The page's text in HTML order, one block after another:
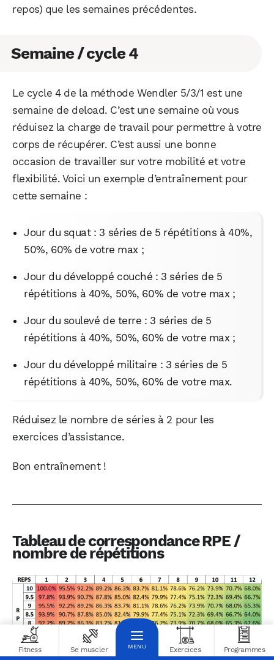
repos) que les semaines précédentes.
Semaine / cycle 4
Le cycle 4 de la méthode Wendler 5/3/1 est une
semaine de deload. C’est une semaine où vous
réduisez la charge de travail pour permettre à votre
corps de récupérer. C’est aussi une bonne
occasion de travailler sur votre mobilité et votre
flexibilité. Voici un exemple d’entraînement pour
cette semaine :
Jour du squat : 3 séries de 5 répétitions à 40%,
50%, 60% de votre max ;
Jour du développé couché : 3 séries de 5
répétitions à 40%, 50%, 60% de votre max ;
Jour du soulevé de terre : 3 séries de 5
répétitions à 40%, 50%, 60% de votre max ;
Jour du développé militaire : 3 séries de 5
répétitions à 40%, 50%, 60% de votre max.
Réduisez le nombre de séries à 2 pour les
exercices d’assistance.
Bon entraînement !
Tableau de correspondance RPE /
nombre de répétitions
Fitness Se muscler Exercices Programmes